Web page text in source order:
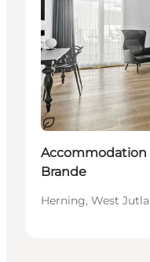
Duurzaam
Accommodation
Brande
Herning, West